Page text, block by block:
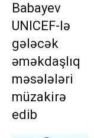
Babayev
UNICEF-lə
gələcək
əməkdaşlıq
məsələləri
müzakirə
edib